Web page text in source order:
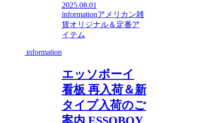
2025.08.01
informationアメリカン雑
貨オリジナル＆定番ア
イテム
information
エッソボーイ
看板 再入荷＆新
タイプ入荷のご